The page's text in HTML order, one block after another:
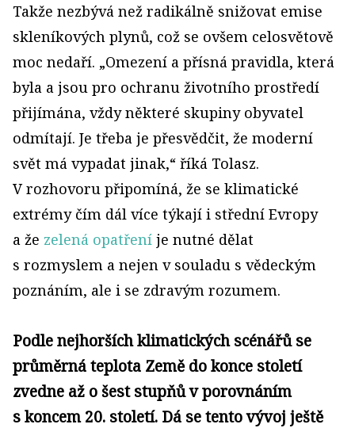
Takže nezbývá než radikálně snižovat emise
skleníkových plynů, což se ovšem celosvětově
moc nedaří. „Omezení a přísná pravidla, která
byla a jsou pro ochranu životního prostředí
přijímána, vždy některé skupiny obyvatel
odmítají. Je třeba je přesvědčit, že moderní
svět má vypadat jinak,“ říká Tolasz.
V rozhovoru připomíná, že se klimatické
extrémy čím dál více týkají i střední Evropy
a že zelená opatření je nutné dělat
s rozmyslem a nejen v souladu s vědeckým
poznáním, ale i se zdravým rozumem.
Podle nejhorších klimatických scénářů se
průměrná teplota Země do konce století
zvedne až o šest stupňů v porovnáním
s koncem 20. století. Dá se tento vývoj ještě